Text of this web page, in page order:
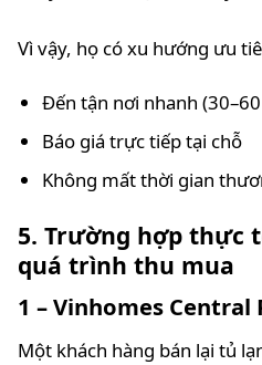
Vì vậy, họ có xu hướng ưu
Đến tận nơi nhanh
Báo giá trực tiếp tại chỗ
Không mất thời gian
5. Trường hợp thực
quá trình thu mua
1 – Vinhomes Central
Một khách hàng bán lại tủ